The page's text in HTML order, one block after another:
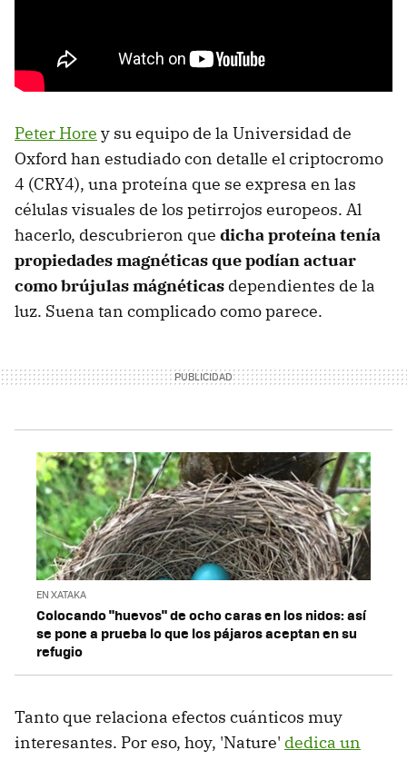
Peter Hore y su equipo de la Universidad de
Oxford han estudiado con detalle el criptocromo
4 (CRY4), una proteína que se expresa en las
células visuales de los petirrojos europeos. Al
hacerlo, descubrieron que dicha proteína tenía
propiedades magnéticas que podían actuar
como brújulas mágnéticas dependientes de la
luz. Suena tan complicado como parece.
EN XATAKA
Colocando "huevos" de ocho caras en los nidos: así
se pone a prueba lo que los pájaros aceptan en su
refugio
Tanto que relaciona efectos cuánticos muy
interesantes. Por eso, hoy, 'Nature' dedica un